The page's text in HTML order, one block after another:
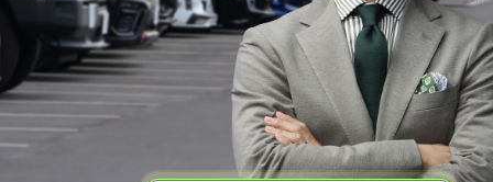
電話か出張か、高い方の査定を提案。
だから高価買取!
20秒で入力完了！
無料で カンタンWeb査定
ご依頼いただいたお車を丁寧に査定いたします